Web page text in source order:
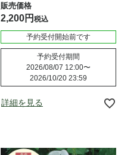
2,200 税込
予約受付開始前です
予約受付期間
2026/08/07 12:00〜
2026/10/20 23:59
詳細を見る